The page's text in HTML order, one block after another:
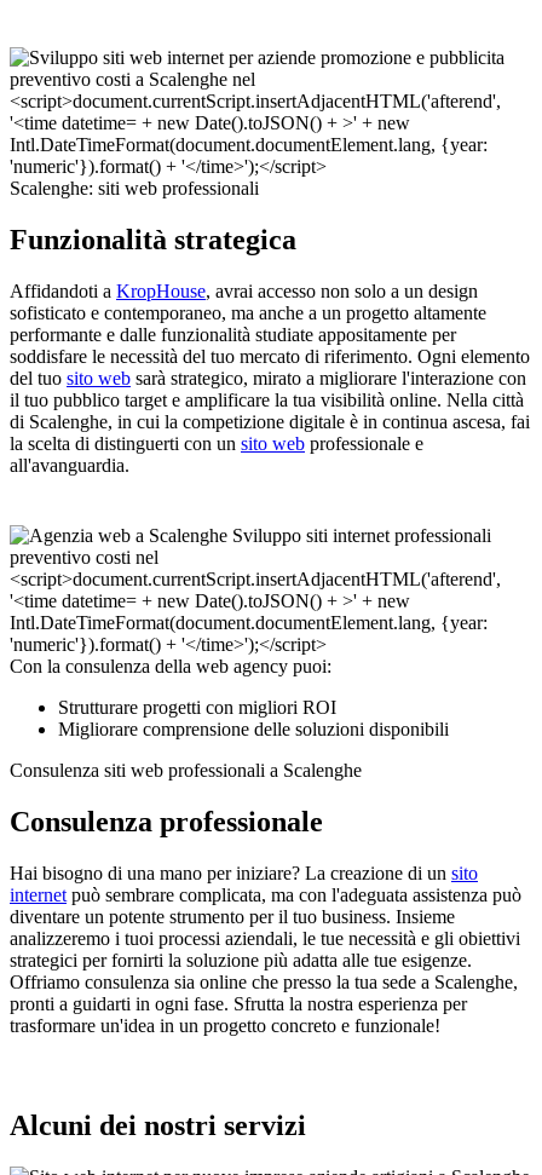
Scalenghe: siti web professionali
Funzionalità strategica
Affidandoti a KropHouse, avrai accesso non solo a un design
sofisticato e contemporaneo, ma anche a un progetto altamente
performante e dalle funzionalità studiate appositamente per
soddisfare le necessità del tuo mercato di riferimento. Ogni elemento
del tuo sito web sarà strategico, mirato a migliorare l'interazione con
il tuo pubblico target e amplificare la tua visibilità online. Nella città
di Scalenghe, in cui la competizione digitale è in continua ascesa, fai
la scelta di distinguerti con un sito web professionale e
all'avanguardia.
Con la consulenza della web agency puoi:
Strutturare progetti con migliori ROI
Migliorare comprensione delle soluzioni disponibili
Consulenza siti web professionali a Scalenghe
Consulenza professionale
Hai bisogno di una mano per iniziare? La creazione di un sito
internet può sembrare complicata, ma con l'adeguata assistenza può
diventare un potente strumento per il tuo business. Insieme
analizzeremo i tuoi processi aziendali, le tue necessità e gli obiettivi
strategici per fornirti la soluzione più adatta alle tue esigenze.
Offriamo consulenza sia online che presso la tua sede a Scalenghe,
pronti a guidarti in ogni fase. Sfrutta la nostra esperienza per
trasformare un'idea in un progetto concreto e funzionale!
Alcuni dei nostri servizi